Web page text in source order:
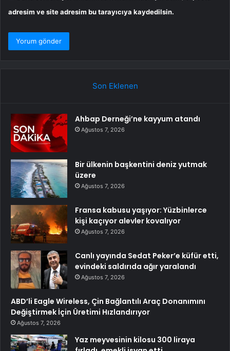
adresim ve site adresim bu tarayıcıya kaydedilsin.
Son Eklenen
Ahbap Derneği’ne kayyum atandı
Ağustos 7, 2026
Bir ülkenin başkentini deniz yutmak
üzere
Ağustos 7, 2026
Fransa kabusu yaşıyor: Yüzbinlerce
kişi kaçıyor alevler kovalıyor
Ağustos 7, 2026
Canlı yayında Sedat Peker’e küfür etti,
evindeki saldırıda ağır yaralandı
Ağustos 7, 2026
ABD’li Eagle Wireless, Çin Bağlantılı Araç Donanımını
Değiştirmek İçin Üretimi Hızlandırıyor
Ağustos 7, 2026
Yaz meyvesinin kilosu 300 liraya